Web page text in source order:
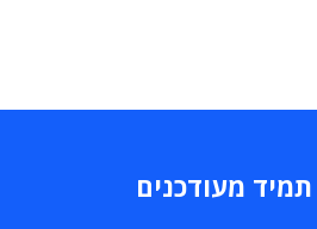
מעודכנים